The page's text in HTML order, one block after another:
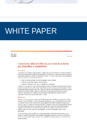
WHITE PAPER